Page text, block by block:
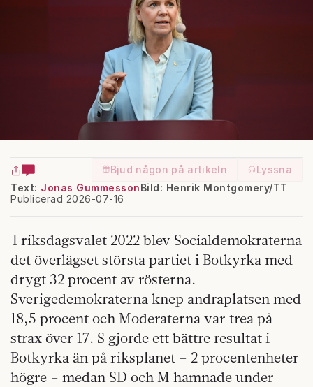
Bjud någon på artikeln
Lyssna
Text: Jonas Gummesson
Publicerad 2026-07-16
Bild: Henrik Montgomery/TT
I riksdagsvalet 2022 blev Socialdemokraterna
det överlägset största partiet i Botkyrka med
drygt 32 procent av rösterna.
Sverigedemokraterna knep andraplatsen med
18,5 procent och Moderaterna var trea på
strax över 17. S gjorde ett bättre resultat i
Botkyrka än på riksplanet – 2 procentenheter
högre – medan SD och M hamnade under